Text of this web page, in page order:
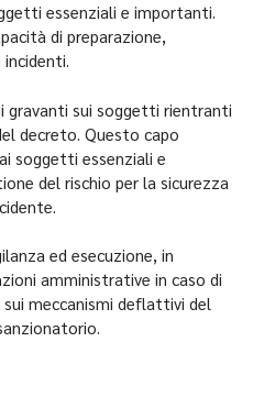
essenziali e importanti.
di preparazione,
gravanti sui soggetti rientranti
decreto. Questo capo
soggetti essenziali e
del rischio per la sicurezza
ed esecuzione, in
amministrative in caso di
meccanismi deflattivi del